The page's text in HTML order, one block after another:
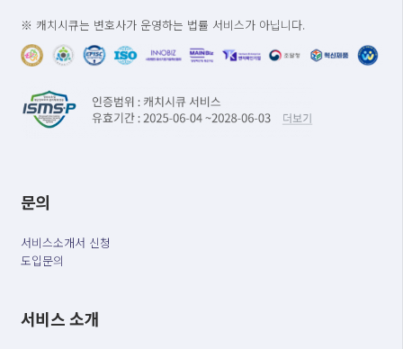
※ 캐치시큐는 변호사가 운영하는 법률 서비스가 아닙니다.
문의
서비스소개서 신청
도입문의
서비스 소개